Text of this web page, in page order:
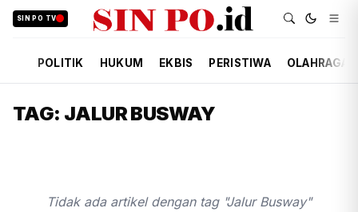
SIN PO TV
POLITIK HUKUM EKBIS PERISTIWA OLAHRAGA
TAG: JALUR BUSWAY
Tidak ada artikel dengan tag "Jalur Busway"